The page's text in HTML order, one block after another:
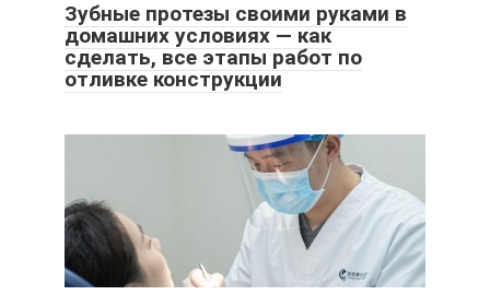
Зубные протезы своими руками в
домашних условиях — как
сделать, все этапы работ по
отливке конструкции